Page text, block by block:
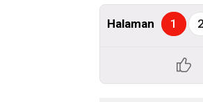
Halaman 1 2